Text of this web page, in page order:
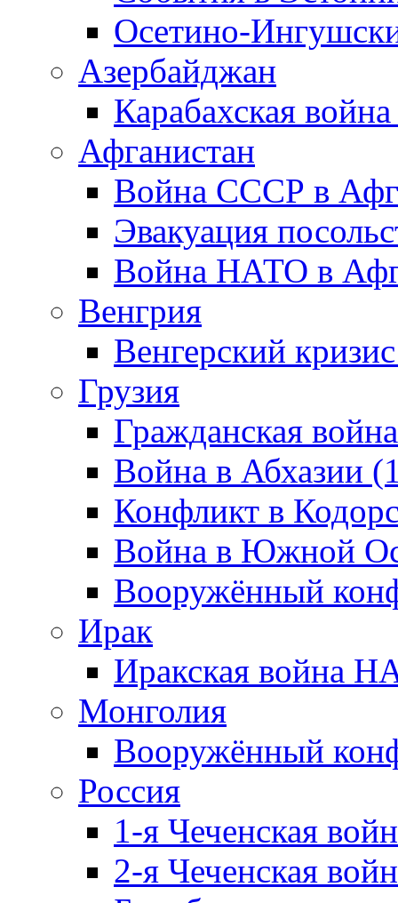
Осетино-
Азербайджан
Карабахская
Афганистан
Война СССР в
Эвакуация
Война НАТО в
Венгрия
Венгерский
Грузия
Гражданская
Война в Абхазии
Конфликт в
Война в Южной
Вооружённый
Ирак
Иракская война
Монголия
Вооружённый
Россия
1-я Чеченская
2-я Чеченская